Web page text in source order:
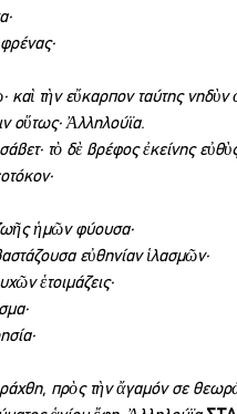
καὶ τὴν εὔκαρπον ταύτης
οὕτως· Ἀλληλούϊα.
τὸ δὲ βρέφος ἐκείνης
ἡμῶν φύουσα·
εὐθηνίαν ἱλασμῶν·
ἑτοιμάζεις·
πρὸς τὴν ἄγαμόν σε